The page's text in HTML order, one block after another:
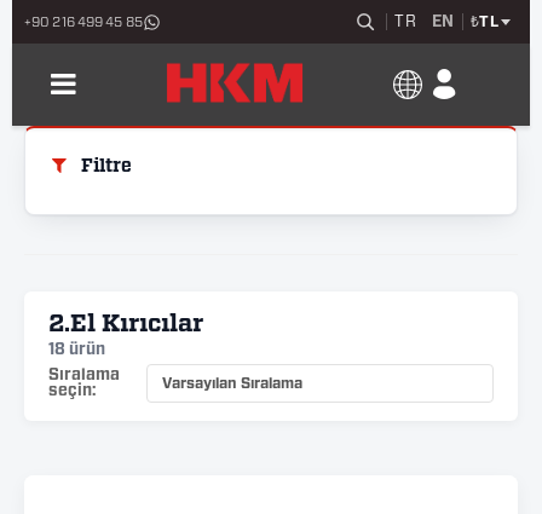
+90 216 499 45 85 TR EN ₺TL
Filtre
2.El Kırıcılar
18 ürün
Sıralama
seçin: